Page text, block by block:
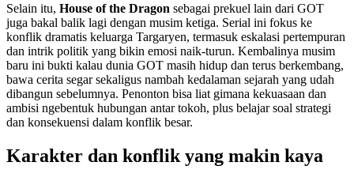
Selain itu, House of the Dragon sebagai prekuel lain dari GOT
juga bakal balik lagi dengan musim ketiga. Serial ini fokus ke
konflik dramatis keluarga Targaryen, termasuk eskalasi pertempuran
dan intrik politik yang bikin emosi naik-turun. Kembalinya musim
baru ini bukti kalau dunia GOT masih hidup dan terus berkembang,
bawa cerita segar sekaligus nambah kedalaman sejarah yang udah
dibangun sebelumnya. Penonton bisa liat gimana kekuasaan dan
ambisi ngebentuk hubungan antar tokoh, plus belajar soal strategi
dan konsekuensi dalam konflik besar.
Karakter dan konflik yang makin kaya